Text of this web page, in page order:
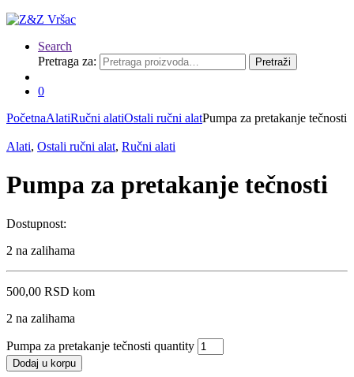
Search
Pretraga za:
Pretraži
0
PočetnaAlatiRučni alatiOstali ručni alatPumpa za pretakanje tečnosti
Alati, Ostali ručni alat, Ručni alati
Pumpa za pretakanje tečnosti
Dostupnost:
2 na zalihama
500,00 RSD kom
2 na zalihama
Pumpa za pretakanje tečnosti quantity
Dodaj u korpu